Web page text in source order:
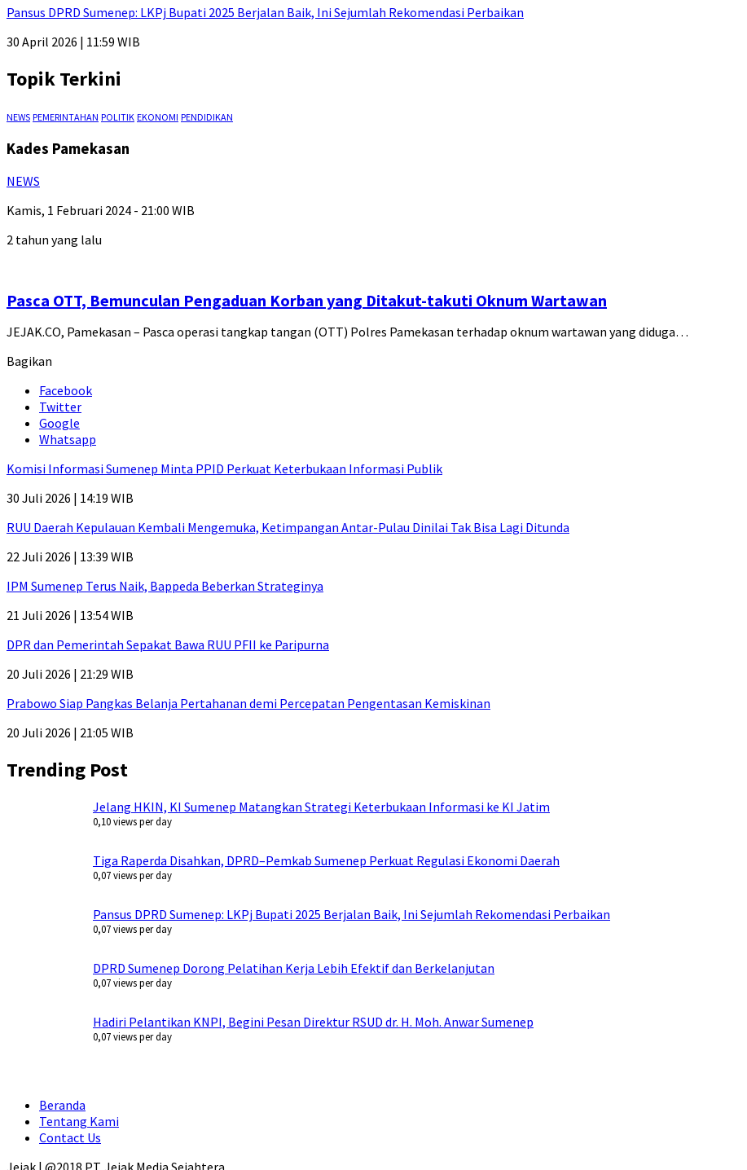
Pansus DPRD Sumenep: LKPj Bupati 2025 Berjalan Baik, Ini Sejumlah Rekomendasi Perbaikan
30 April 2026 | 11:59 WIB
Topik Terkini
NEWS PEMERINTAHAN POLITIK EKONOMI PENDIDIKAN
Kades Pamekasan
NEWS
Kamis, 1 Februari 2024 - 21:00 WIB
2 tahun yang lalu
Pasca OTT, Bemunculan Pengaduan Korban yang Ditakut-takuti Oknum Wartawan
JEJAK.CO, Pamekasan – Pasca operasi tangkap tangan (OTT) Polres Pamekasan terhadap oknum wartawan yang diduga…
Bagikan
Facebook
Twitter
Google
Whatsapp
Komisi Informasi Sumenep Minta PPID Perkuat Keterbukaan Informasi Publik
30 Juli 2026 | 14:19 WIB
RUU Daerah Kepulauan Kembali Mengemuka, Ketimpangan Antar-Pulau Dinilai Tak Bisa Lagi Ditunda
22 Juli 2026 | 13:39 WIB
IPM Sumenep Terus Naik, Bappeda Beberkan Strateginya
21 Juli 2026 | 13:54 WIB
DPR dan Pemerintah Sepakat Bawa RUU PFII ke Paripurna
20 Juli 2026 | 21:29 WIB
Prabowo Siap Pangkas Belanja Pertahanan demi Percepatan Pengentasan Kemiskinan
20 Juli 2026 | 21:05 WIB
Trending Post
Jelang HKIN, KI Sumenep Matangkan Strategi Keterbukaan Informasi ke KI Jatim
0,10 views per day
Tiga Raperda Disahkan, DPRD–Pemkab Sumenep Perkuat Regulasi Ekonomi Daerah
0,07 views per day
Pansus DPRD Sumenep: LKPj Bupati 2025 Berjalan Baik, Ini Sejumlah Rekomendasi Perbaikan
0,07 views per day
DPRD Sumenep Dorong Pelatihan Kerja Lebih Efektif dan Berkelanjutan
0,07 views per day
Hadiri Pelantikan KNPI, Begini Pesan Direktur RSUD dr. H. Moh. Anwar Sumenep
0,07 views per day
Beranda
Tentang Kami
Contact Us